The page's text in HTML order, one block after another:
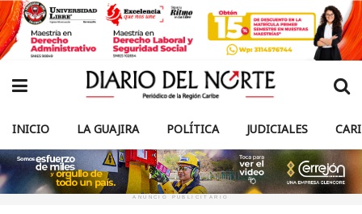
INICIO LA GUAJIRA POLÍTICA JUDICIALES
ANUNCIO PUBLICITARIO